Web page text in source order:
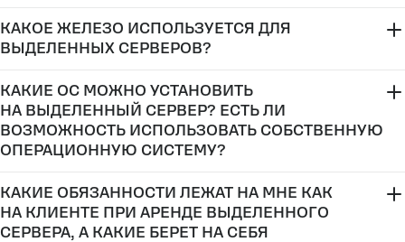
—
КАКОЕ ЖЕЛЕЗО ИСПОЛЬЗУЕТСЯ ДЛЯ
ВЫДЕЛЕННЫХ СЕРВЕРОВ?
КАКИЕ ОС МОЖНО УСТАНОВИТЬ
НА ВЫДЕЛЕННЫЙ СЕРВЕР? ЕСТЬ ЛИ
ВОЗМОЖНОСТЬ ИСПОЛЬЗОВАТЬ СОБСТВЕННУЮ
ОПЕРАЦИОННУЮ СИСТЕМУ?
КАКИЕ ОБЯЗАННОСТИ ЛЕЖАТ НА МНЕ КАК
НА КЛИЕНТЕ ПРИ АРЕНДЕ ВЫДЕЛЕННОГО
СЕРВЕРА, А КАКИЕ БЕРЕТ НА СЕБЯ